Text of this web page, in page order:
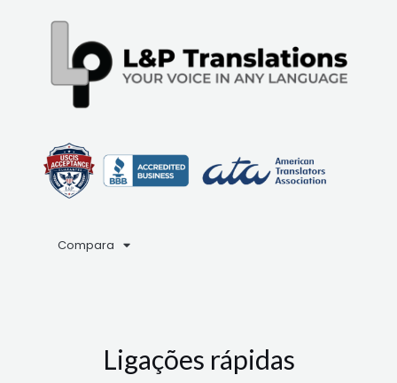
Compara
Ligações rápidas